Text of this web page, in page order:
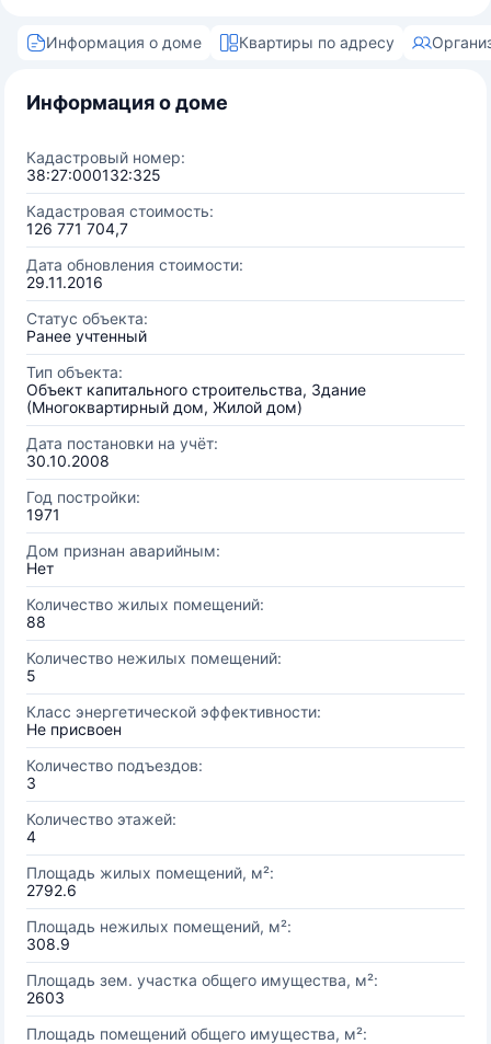
Информация о доме Квартиры по адресу
Информация о доме
Кадастровый номер:
38:27:000132:325
Кадастровая стоимость:
126 771 704,7
Дата обновления стоимости:
29.11.2016
Статус объекта:
Ранее учтенный
Тип объекта:
Объект капитального строительства, Здание
(Многоквартирный дом, Жилой дом)
Дата постановки на учёт:
30.10.2008
Год постройки:
1971
Дом признан аварийным:
Нет
Количество жилых помещений:
88
Количество нежилых помещений:
5
Класс энергетической эффективности:
Не присвоен
Количество подъездов:
3
Количество этажей:
4
Площадь жилых помещений, м²:
2792.6
Площадь нежилых помещений, м²:
308.9
Площадь зем. участка общего имущества, м²:
2603
Площадь помещений общего имущества, м²: